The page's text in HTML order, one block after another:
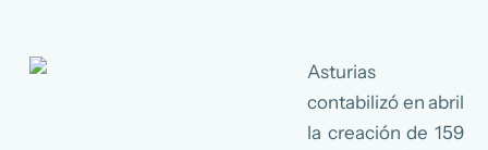
Asturias
contabilizó en abril
la creación de 159